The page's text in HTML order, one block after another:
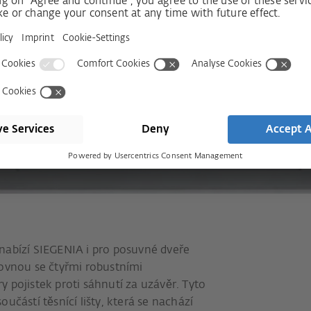
SIEGENIA i pro posuvné dveře
se čtyřmi robustními
pojistek proti sáhnutí za uzávěr. Tyto
těsnící lišty, která se nachází